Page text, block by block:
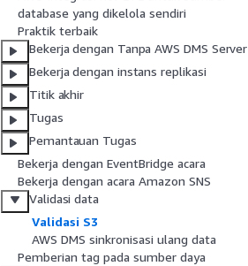
database yang dikelola sendiri
Praktik terbaik
Bekerja dengan Tanpa AWS DMS Server
Bekerja dengan instans replikasi
Titik akhir
Tugas
Pemantauan Tugas
Bekerja dengan EventBridge acara
Bekerja dengan acara Amazon SNS
Validasi data
Validasi S3
AWS DMS sinkronisasi ulang data
Pemberian tag pada sumber daya